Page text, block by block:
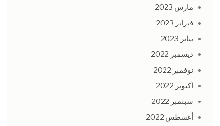
مارس 2023
فبراير 2023
يناير 2023
ديسمبر 2022
نوفمبر 2022
أكتوبر 2022
سبتمبر 2022
أغسطس 2022